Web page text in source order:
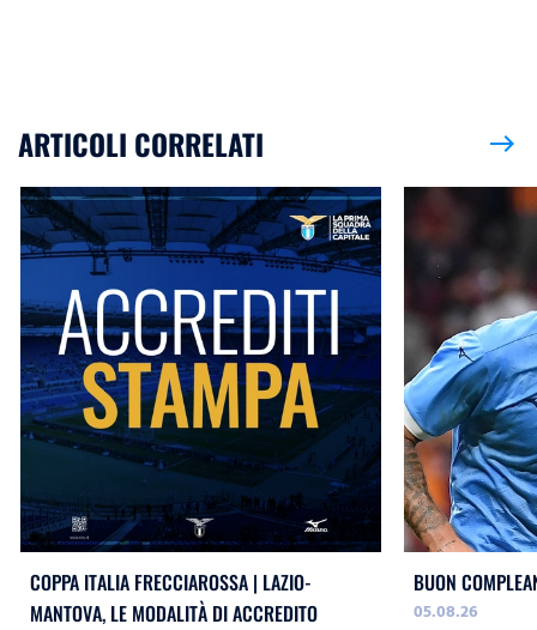
ARTICOLI CORRELATI east
COPPA ITALIA FRECCIAROSSA | LAZIO-
MANTOVA, LE MODALITÀ DI ACCREDITO
BUON
05.08.26